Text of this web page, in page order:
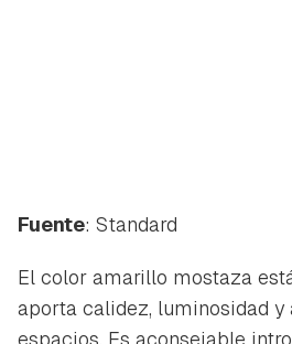
Fuente: Standard
El color amarillo mostaza
aporta calidez, luminosidad y